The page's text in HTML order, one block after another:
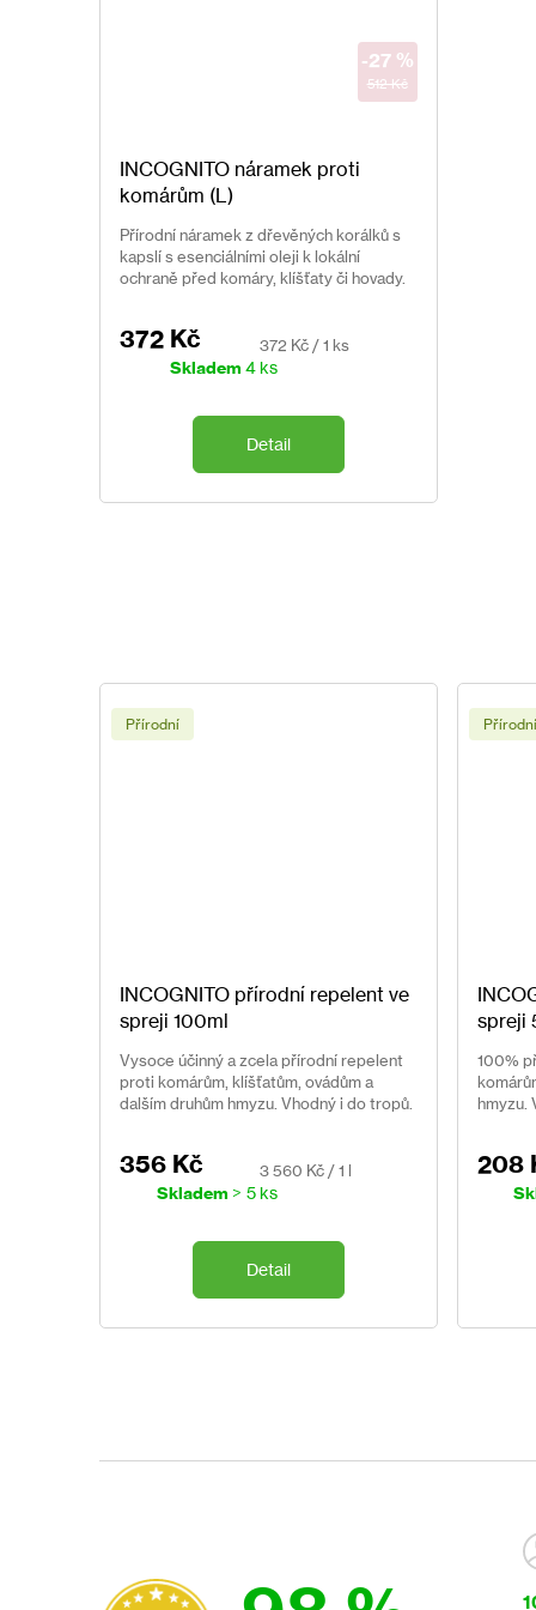
souhlas redakce webuwww.pasti.cz
512 Kč
-27 %
INCOGNITO náramek proti
komárům (L)
Přírodní náramek z dřevěných korálků s
kapslí s esenciálními oleji k lokální
ochraně před komáry, klíšťaty či hovady.
372 Kč
Měrná
cena:
372 Kč / 1 ks
Skladem 4 ks
Detail
Přírodní
INCOGNITO přírodní repelent ve
spreji 100ml
Vysoce účinný a zcela přírodní repelent
proti komárům, klíšťatům, ovádům a
dalším druhům hmyzu. Vhodný i do tropů.
356 Kč
Měrná
cena:
3 560 Kč / 1 l
Skladem > 5 ks
Detail
Přírodní
spreji
100%
hmyzu.
208